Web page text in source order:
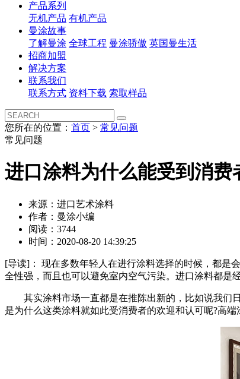
产品系列
无机产品 有机产品
曼涂故事
了解曼涂 全球工程 曼涂骄傲 英国曼生活
招商加盟
解决方案
联系我们
联系方式 资料下载 索取样品
您所在的位置： 首页 > 常见问题
常见问题
进口涂料为什么能受到消费
来源：进口艺术涂料
作者：曼涂小编
阅读：3744
时间：2020-08-20 14:39:25
[导读]：
现在多数年轻人在进行涂料选择的时候，都是
全性强，而且也可以避免室内空气污染。进口涂料都是
其实涂料市场一直都是在推陈出新的，比如说我们日
是为什么这类涂料就如此受消费者的欢迎和认可呢?高